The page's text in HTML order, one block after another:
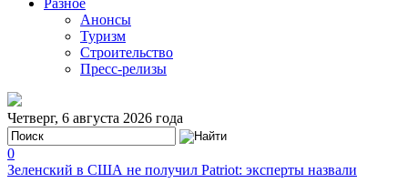
Разное
Анонсы
Туризм
Строительство
Пресс-релизы
Четверг, 6 августа 2026 года
0
Зеленский в США не получил Patriot: эксперты назвали